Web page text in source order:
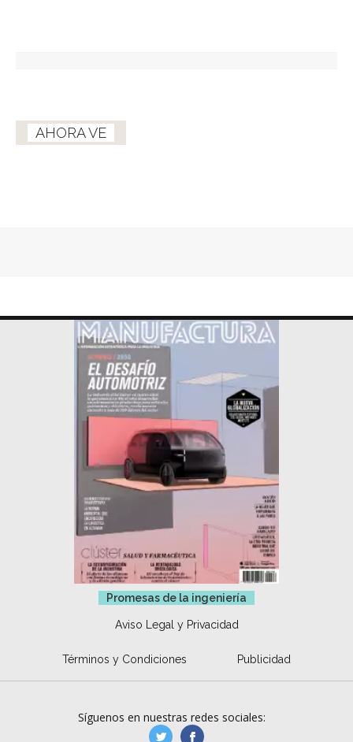
AHORA VE
Promesas de la ingeniería
Aviso Legal y Privacidad
Términos y Condiciones Publicidad
Síguenos en nuestras redes sociales:
manufacturaGE